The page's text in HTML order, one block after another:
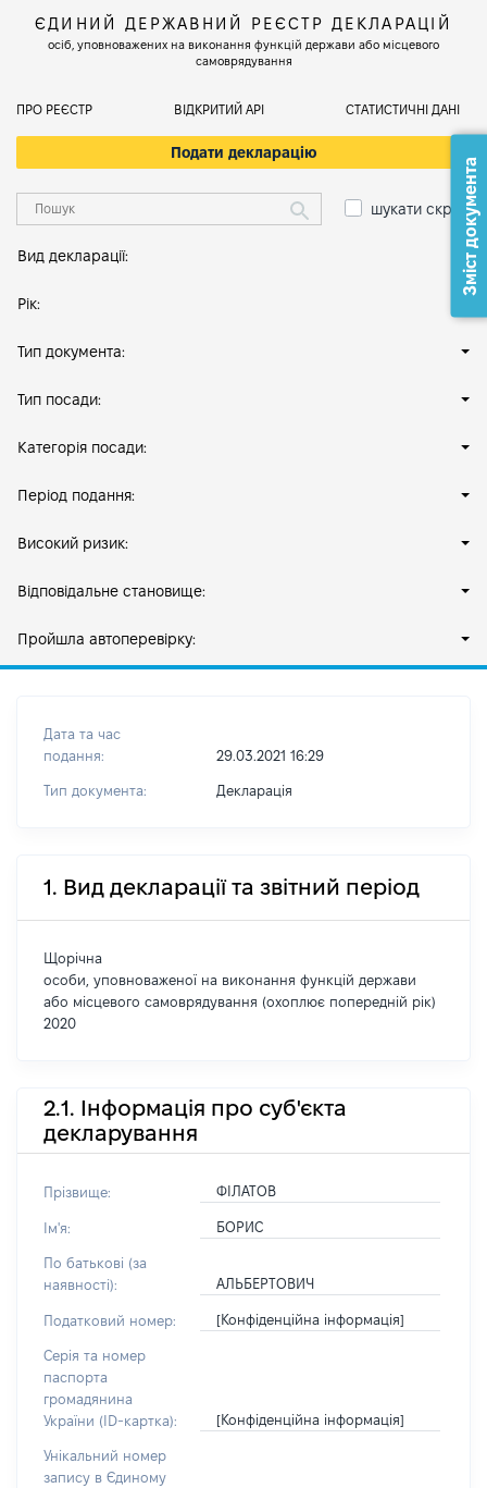
ЄДИНИЙ ДЕРЖАВНИЙ РЕЄСТР ДЕКЛАРАЦІЙ
осіб, уповноважених на виконання функцій держави або місцевого
самоврядування
ПРО РЕЄСТР ВІДКРИТИЙ АРІ СТАТИСТИЧНІ ДАНІ
Подати декларацію
шукати скрізь
Вид декларації:
Рік:
Тип документа:
Тип посади:
Категорія посади:
Період подання:
Високий ризик:
Відповідальне становище:
Пройшла автоперевірку:
Дата та час
подання:
29.03.2021 16:29
Тип документа: Декларація
1. Вид декларації та звітний період
Щорічна
особи, уповноваженої на виконання функцій держави
або місцевого самоврядування (охоплює попередній рік)
2020
2.1. Інформація про суб'єкта
декларування
Прізвище: ФІЛАТОВ
Ім'я: БОРИС
По батькові (за
наявності):
АЛЬБЕРТОВИЧ
Податковий номер: [Конфіденційна інформація]
Серія та номер
паспорта
громадянина
України (ID-картка):
[Конфіденційна інформація]
Унікальний номер
запису в Єдиному
Зміст документа